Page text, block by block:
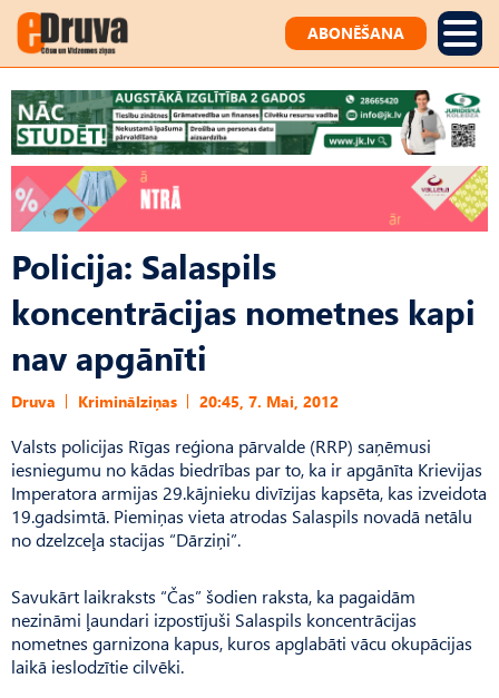
ABONĒŠANA
Policija: Salaspils
koncentrācijas nometnes kapi
nav apgānīti
Druva Kriminālziņas 20:45, 7. Mai, 2012
Valsts policijas Rīgas reģiona pārvalde (RRP) saņēmusi
iesniegumu no kādas biedrības par to, ka ir apgānīta Krievijas
Imperatora armijas 29.kājnieku divīzijas kapsēta, kas izveidota
19.gadsimtā. Piemiņas vieta atrodas Salaspils novadā netālu
no dzelzceļa stacijas “Dārziņi”.
Savukārt laikraksts “Čas” šodien raksta, ka pagaidām
nezināmi ļaundari izpostījuši Salaspils koncentrācijas
nometnes garnizona kapus, kuros apglabāti vācu okupācijas
laikā ieslodzītie cilvēki.